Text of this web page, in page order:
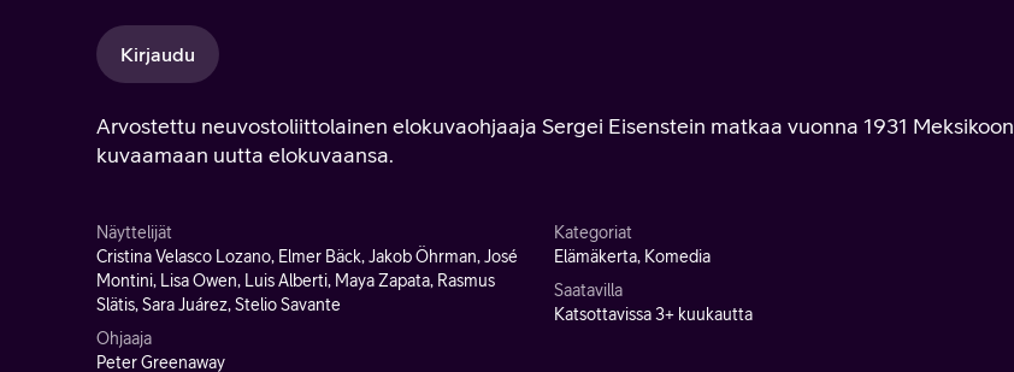
Kirjaudu
Arvostettu neuvostoliittolainen elokuvaohjaaja Sergei Eisenstein matkaa vuonna 1931 Meksikoon
kuvaamaan uutta elokuvaansa.
Näyttelijät
Cristina Velasco Lozano, Elmer Bäck, Jakob Öhrman, José
Montini, Lisa Owen, Luis Alberti, Maya Zapata, Rasmus
Slätis, Sara Juárez, Stelio Savante
Ohjaaja
Peter Greenaway
Kategoriat
Elämäkerta, Komedia
Saatavilla
Katsottavissa 3+ kuukautta